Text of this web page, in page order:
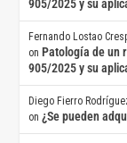
905/2025 y su
Fernando Lostao
on Patología de un
905/2025 y su
Diego Fierro
on¿Se pueden